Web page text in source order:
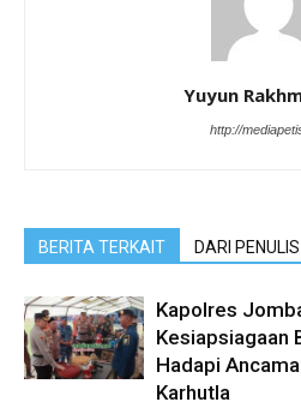
Yuyun
http://
BERITA TERKAIT DARI PENULIS
Kapolres
Kesiapsiagaan
Hadapi
Karhutla